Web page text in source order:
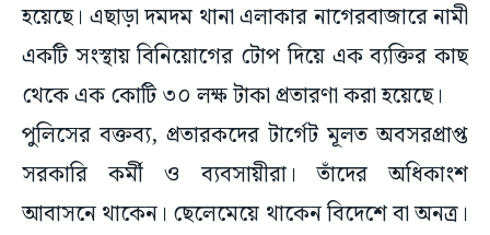
হয়েছে। এছাড়া দমদম থানা এলাকার নাগেরবাজারে নামী
একটি সংস্থায় বিনিয়োগের টোপ দিয়ে এক ব্যক্তির কাছ
থেকে এক কোটি ৩০ লক্ষ টাকা প্রতারণা করা হয়েছে।
পুলিসের বক্তব্য, প্রতারকদের টার্গেট মূলত অবসরপ্রাপ্ত
সরকারি কর্মী ও ব্যবসায়ীরা। তাঁদের অধিকাংশ
আবাসনে থাকেন। ছেলেমেয়ে থাকেন বিদেশে বা অনত্র।